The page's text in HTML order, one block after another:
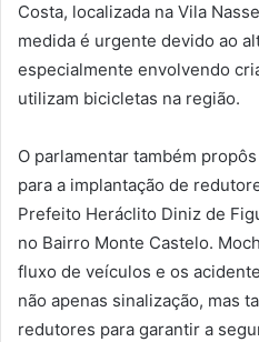
Costa, localizada na Vila
medida é urgente devido ao
especialmente envolvendo
utilizam bicicletas na região.
O parlamentar também
para a implantação de
Prefeito Heráclito Diniz de
no Bairro Monte Castelo.
fluxo de veículos e os
não apenas sinalização, mas
redutores para garantir a